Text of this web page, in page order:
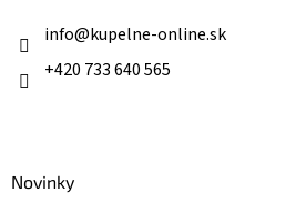
info@kupelne-online.sk
+420 733 640 565
Novinky